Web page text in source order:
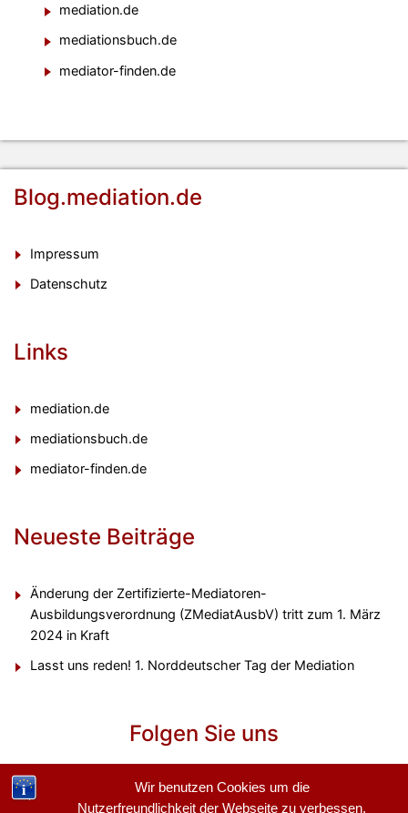
Wir benutzen Cookies um die
Nutzerfreundlichkeit der Webseite zu verbessen.
mediation.de
mediationsbuch.de
mediator-finden.de
Blog.mediation.de
Impressum
Datenschutz
Links
mediation.de
mediationsbuch.de
mediator-finden.de
Neueste Beiträge
Änderung der Zertifizierte-Mediatoren-
Ausbildungsverordnung (ZMediatAusbV) tritt zum 1. März
2024 in Kraft
Lasst uns reden! 1. Norddeutscher Tag der Mediation
Folgen Sie uns